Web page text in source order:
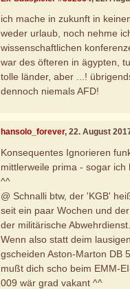
ich mache in zukunft in
weder urlaub, noch nehme
wissenschaftlichen
war des öfteren in ägypten,
tolle länder, aber ...!
dennoch niemals AFD!
hansolo_forever, 22. August
Konsequentes Ignorieren
mittlerweile prima - sogar
^^
@ Schnalli btw, der 'KGB'
seit ein paar Wochen und
der militärische
Wenn also statt deim
gscheiden Aston-Marton DB
mußt dich scho beim EMM-
009 wär grad vakant ^^